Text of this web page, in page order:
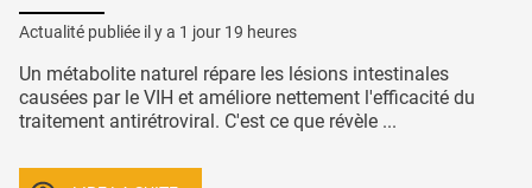
Actualité publiée il y a 1 jour 19 heures
Un métabolite naturel répare les lésions intestinales
causées par le VIH et améliore nettement l'efficacité du
traitement antirétroviral. C'est ce que révèle ...